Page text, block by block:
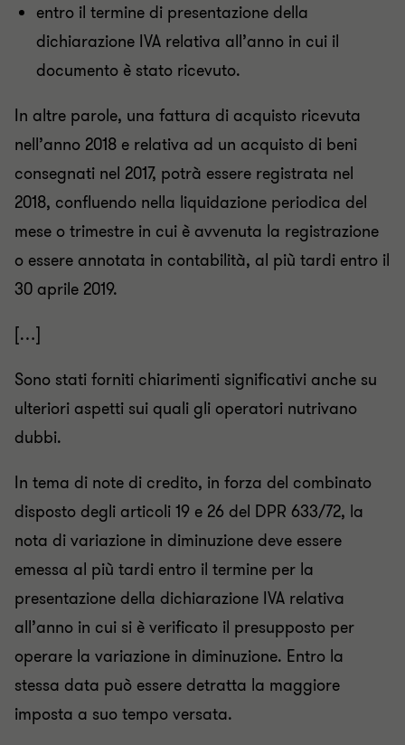
entro il termine di presentazione della
dichiarazione IVA relativa all’anno in cui il
documento è stato ricevuto.
In altre parole, una fattura di acquisto ricevuta
nell’anno 2018 e relativa ad un acquisto di beni
consegnati nel 2017, potrà essere registrata nel
2018, confluendo nella liquidazione periodica del
mese o trimestre in cui è avvenuta la registrazione
o essere annotata in contabilità, al più tardi entro il
30 aprile 2019.
[…]
Sono stati forniti chiarimenti significativi anche su
ulteriori aspetti sui quali gli operatori nutrivano
dubbi.
In tema di note di credito, in forza del combinato
disposto degli articoli 19 e 26 del DPR 633/72, la
nota di variazione in diminuzione deve essere
emessa al più tardi entro il termine per la
presentazione della dichiarazione IVA relativa
all’anno in cui si è verificato il presupposto per
operare la variazione in diminuzione. Entro la
stessa data può essere detratta la maggiore
imposta a suo tempo versata.